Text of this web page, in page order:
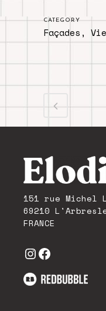
CATEGORY
Façades,
151 rue Michel
69210
FRANCE
Instagram Facebook